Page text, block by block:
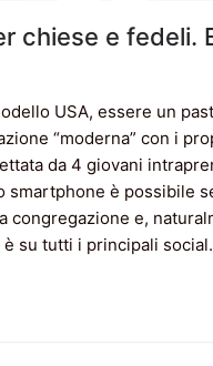
chiese e fedeli.
USA, essere un
“moderna” con i
da 4 giovani
smartphone è possibile
e,
su tutti i principali social.